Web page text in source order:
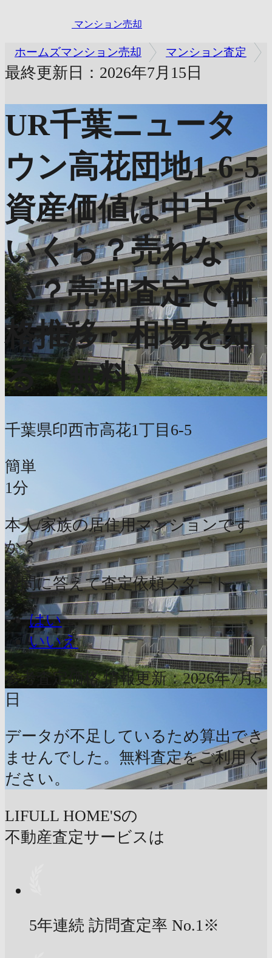
マンション売却
ホームズマンション売却 マンション査定
最終更新日：2026年7月15日
UR千葉ニュータ
ウン高花団地1-6-5
資産価値は中古で
いくら？売れな
い？売却査定で価
格推移・相場を知
る（無料）
千葉県印西市高花1丁目6-5
簡単
1分
本人/家族の居住用マンションです
か？
質問に答えて査定依頼スタート
はい
いいえ
参考査定価格 情報更新：2026年7月5
日
データが不足しているため算出でき
ませんでした。無料査定をご利用く
ださい。
LIFULL HOME'Sの
不動産査定サービスは
5年連続 訪問査定率 No.1※